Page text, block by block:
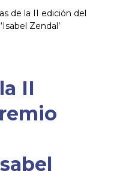
de la II edición del
Zendal’
II